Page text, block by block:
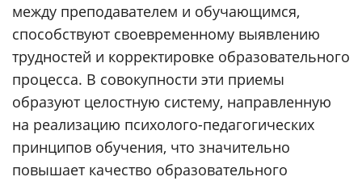
между преподавателем и обучающимся,
способствуют своевременному выявлению
трудностей и корректировке образовательного
процесса. В совокупности эти приемы
образуют целостную систему, направленную
на реализацию психолого-педагогических
принципов обучения, что значительно
повышает качество образовательного